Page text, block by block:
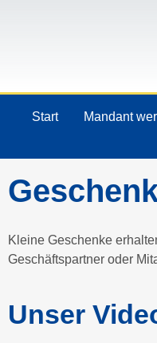
Start Mandant
Kleine Geschenke
Geschäftspartner oder
Unser